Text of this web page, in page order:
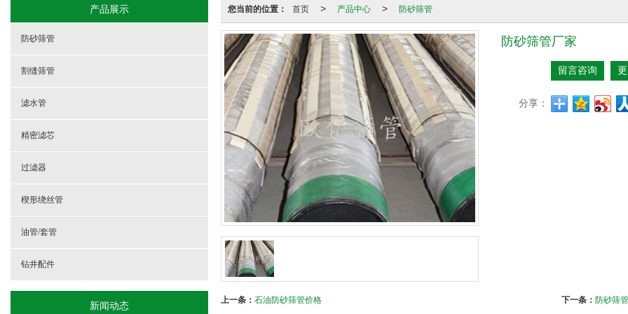
您当前的位置： 首页 > 产品中心 > 防砂筛管
防砂筛管厂家
留言咨询
分享：
上一条： 石油防砂筛管价格 下一条： 防砂筛
产品展示
防砂筛管
割缝筛管
滤水管
精密滤芯
过滤器
楔形绕丝管
油管/套管
钻井配件
新闻动态